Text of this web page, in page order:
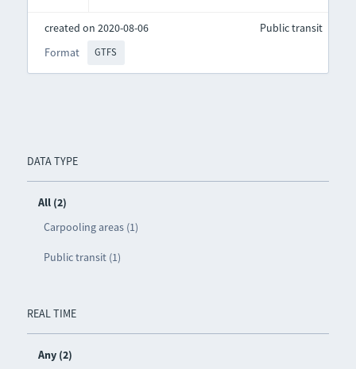
DATA TYPE
All (2)
Carpooling areas (1)
Public transit (1)
REAL TIME
Any (2)
created on 2020-08-06
Format
GTFS
Public transit